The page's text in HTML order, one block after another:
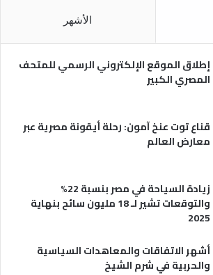
ر
ة
الأشهر
إطلاق الموقع الإلكتروني الرسمي للمتحف
المصري الكبير
قناع توت عنخ آمون: رحلة أيقونة مصرية عبر
معارض العالم
زيادة السياحة في مصر بنسبة 22%
والتوقعات تشير لـ 18 مليون سائح بنهاية
2025
أشهر الاتفاقات والمعاهدات السياسية
والحربية في شرم الشيخ